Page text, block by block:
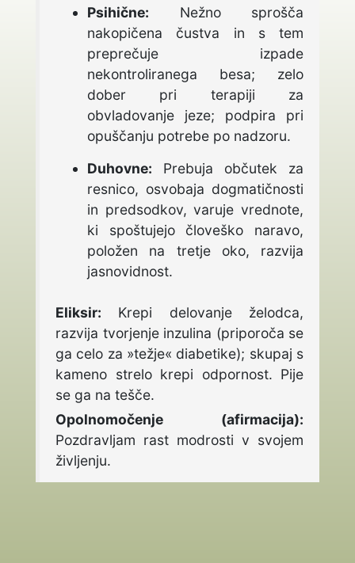
Psihične: Nežno sprošča
nakopičena čustva in s tem
preprečuje izpade
nekontroliranega besa; zelo
dober pri terapiji za
obvladovanje jeze; podpira pri
opuščanju potrebe po nadzoru.
Duhovne: Prebuja občutek za
resnico, osvobaja dogmatičnosti
in predsodkov, varuje vrednote,
ki spoštujejo človeško naravo,
položen na tretje oko, razvija
jasnovidnost.
Eliksir: Krepi delovanje želodca,
razvija tvorjenje inzulina (priporoča se
ga celo za »težje« diabetike); skupaj s
kameno strelo krepi odpornost. Pije
se ga na tešče.
Opolnomočenje (afirmacija):
Pozdravljam rast modrosti v svojem
življenju.